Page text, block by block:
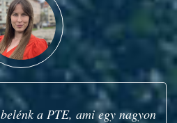
a PTE, ami egy nagyon